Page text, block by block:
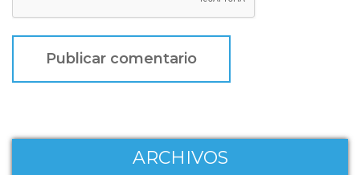
ARCHIVOS